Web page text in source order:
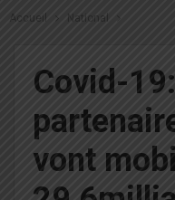
Accueil National
Covid-
vont